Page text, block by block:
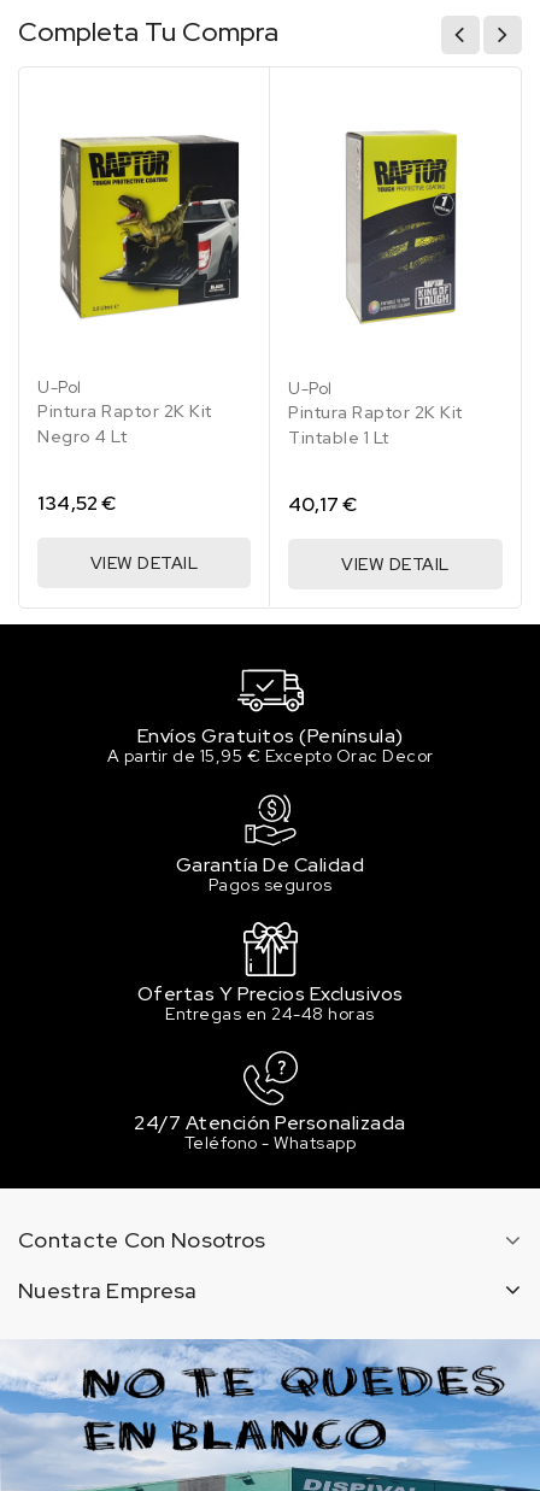
Completa Tu Compra
U-Pol
Pintura Raptor 2K Kit
Negro 4 Lt
134,52 €
VIEW DETAIL
U-Pol
Pintura Raptor 2K Kit
Tintable 1 Lt
40,17 €
VIEW DETAIL
Envíos Gratuitos (Península)
A partir de 15,95 € Excepto Orac Decor
Garantía De Calidad
Pagos seguros
Ofertas Y Precios Exclusivos
Entregas en 24-48 horas
24/7 Atención Personalizada
Teléfono - Whatsapp
Contacte Con Nosotros
Nuestra Empresa